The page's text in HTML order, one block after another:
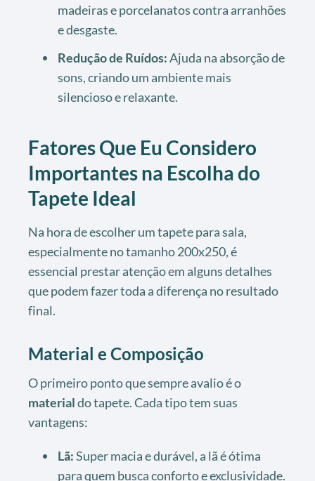
madeiras e porcelanatos contra arranhões
e desgaste.
Redução de Ruídos:Ajuda na absorção de
sons, criando um ambiente mais
silencioso e relaxante.
Fatores Que Eu Considero
Importantes na Escolha do
Tapete Ideal
Na hora de escolher um tapete para sala,
especialmente no tamanho 200x250, é
essencial prestar atenção em alguns detalhes
que podem fazer toda a diferença no resultado
final.
Material e Composição
O primeiro ponto que sempre avalio é o
materialdo tapete. Cada tipo tem suas
vantagens:
Lã:Super macia e durável, a lã é ótima
para quem busca conforto e exclusividade.